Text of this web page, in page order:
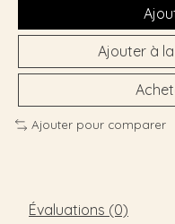
Ajouter à
Ajouter pour comparer
Évaluations (0)